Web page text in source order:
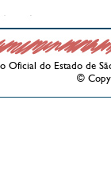
Oficial do Estado de
©